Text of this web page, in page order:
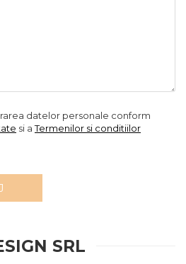
datelor personale conform
si aTermenilor si conditiilor
SRL